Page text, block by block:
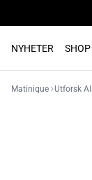
NYHETER SHOP
Matinique Utforsk